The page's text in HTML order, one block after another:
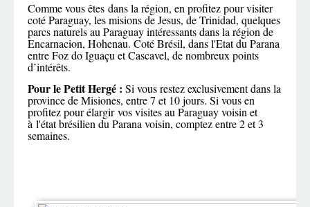
Comme vous êtes dans la région, en profitez pour visiter
coté Paraguay, les misions de Jesus, de Trinidad, quelques
parcs naturels au Paraguay intéressants dans la région de
Encarnacion, Hohenau. Coté Brésil, dans l'Etat du Parana
entre Foz do Iguaçu et Cascavel, de nombreux points
d’intérêts.
Pour le Petit Hergé : Si vous restez exclusivement dans la
province de Misiones, entre 7 et 10 jours. Si vous en
profitez pour élargir vos visites au Paraguay voisin et
à l'état brésilien du Parana voisin, comptez entre 2 et 3
semaines.